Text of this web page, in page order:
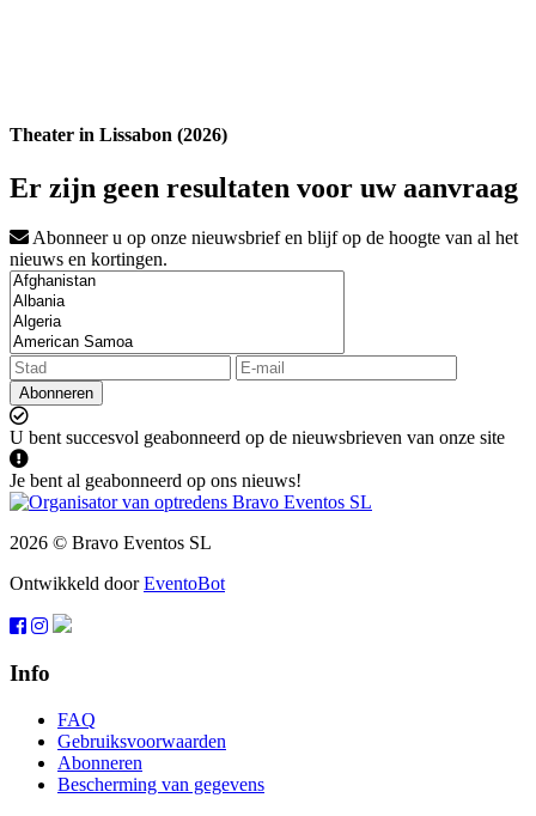
Theater in Lissabon (2026)
Er zijn geen resultaten voor uw aanvraag
Abonneer u op onze nieuwsbrief en blijf op de hoogte van al het
nieuws en kortingen.
Abonneren
U bent succesvol geabonneerd op de nieuwsbrieven van onze site
Je bent al geabonneerd op ons nieuws!
2026 © Bravo Eventos SL
Ontwikkeld doorEventoBot
Info
FAQ
Gebruiksvoorwaarden
Abonneren
Bescherming van gegevens